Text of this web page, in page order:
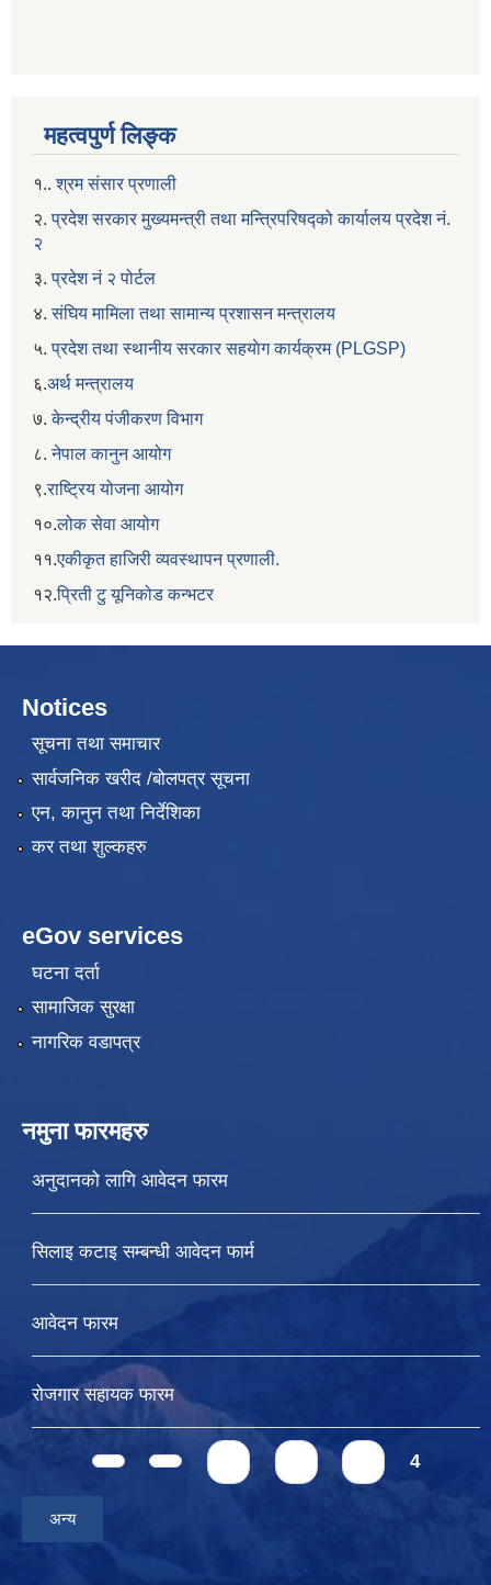
महत्वपुर्ण लिङ्क
१..श्रम संसार प्रणाली
२. प्रदेश सरकार मुख्यमन्त्री तथा मन्त्रिपरिषद्को कार्यालय प्रदेश नं.
२
३.प्रदेश नं २ पोर्टल
४.संघिय मामिला तथा सामान्य प्रशासन मन्त्रालय
५.प्रदेश तथा स्थानीय सरकार सहयाेग कार्यक्रम (PLGSP)
६.अर्थ मन्त्रालय
७.केन्द्रीय पंजीकरण विभाग
८.नेपाल कानुन आयोग
९.राष्ट्रिय योजना आयोग
१०.लोक सेवा आयोग
११.एकीकृत हाजिरी व्यवस्थापन प्रणाली.
१२.प्रिती टु यूनिकोड कन्भटर
Notices
सूचना तथा समाचार
सार्वजनिक खरीद /बोलपत्र सूचना
एन, कानुन तथा निर्देशिका
कर तथा शुल्कहरु
eGov services
घटना दर्ता
सामाजिक सुरक्षा
नागरिक वडापत्र
नमुना फारमहरु
अनुदानको लागि आवेदन फारम
सिलाइ कटाइ सम्बन्धी आवेदन फार्म
आवेदन फारम
रोजगार सहायक फारम
Pages 4
अन्य